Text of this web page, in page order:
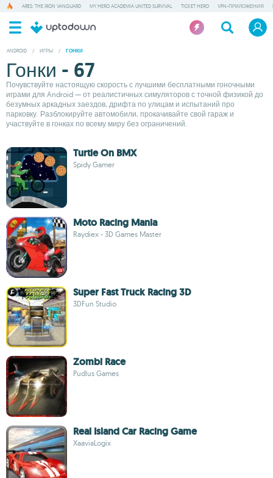
ARES: THE IRON VANGUARD MY HERO ACADEMIA UNITED SURVIVAL TICKET HERO VPN-ПРИЛОЖЕНИЯ
ANDROID / ИГРЫ / ГОНКИ
Гонки - 67
Почувствуйте настоящую скорость с лучшими бесплатными гоночными
играми для Android — от реалистичных симуляторов с точной физикой до
безумных аркадных заездов, дрифта по улицам и испытаний про
парковку. Разблокируйте автомобили, прокачивайте свой гараж и
участвуйте в гонках по всему миру без ограничений.
Turtle On BMX
Spidy Gamer
Moto Racing Mania
Raydiex - 3D Games Master
Super Fast Truck Racing 3D
3DFun Studio
Zombi Race
Pudlus Games
Real Island Car Racing Game
XaaviaLogix